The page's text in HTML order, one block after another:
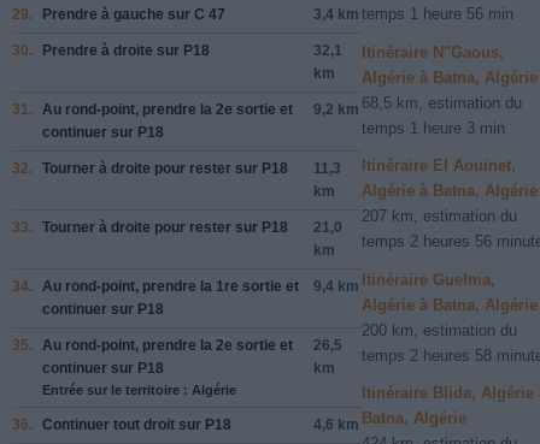
29. Prendre à gauche sur C 47 3,4 km
30. Prendre à droite sur P18
32,1
km
31. Au rond-point, prendre la 2e sortie et
continuer sur P18
9,2 km
32. Tourner à droite pour rester sur P18
11,3
km
33. Tourner à droite pour rester sur P18
21,0
km
34. Au rond-point, prendre la 1re sortie et
continuer sur P18
9,4 km
35. Au rond-point, prendre la 2e sortie et
continuer sur P18
Entrée sur le territoire : Algérie
26,5
km
36. Continuer tout droit sur P18 4,6 km
temps 1 heure 56 min
Itinéraire N"Gaous,
Algérie à Batna, Algérie
68,5 km, estimation du
temps 1 heure 3 min
Itinéraire El Aouinet,
Algérie à Batna, Algérie
207 km, estimation du
temps 2 heures 56
Itinéraire Guelma,
Algérie à Batna, Algérie
200 km, estimation du
temps 2 heures 58
Itinéraire Blida, Algérie
Batna, Algérie